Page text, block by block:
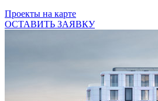
Проекты на карте
ОСТАВИТЬ ЗАЯВКУ